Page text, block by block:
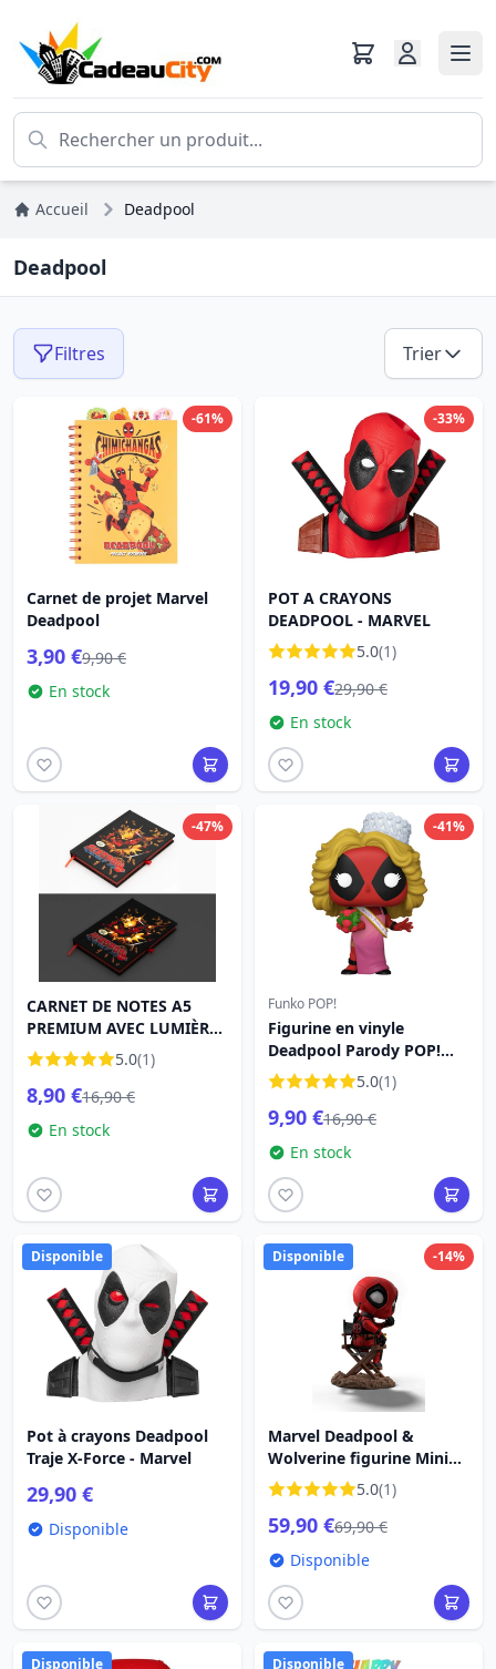
Accueil Deadpool
Deadpool
Filtres Trier
-61%
Carnet de projet Marvel
Deadpool
3,90 €9,90 €
En stock
-33%
POT A CRAYONS
DEADPOOL - MARVEL
5.0(1)
19,90 €29,90 €
En stock
-47%
CARNET DE NOTES A5
PREMIUM AVEC LUMIÈRE -
MARVEL DEADPOOL
5.0(1)
8,90 €16,90 €
En stock
-41%
Funko POP!
Figurine en vinyle
Deadpool Parody POP!
1340 Concours de beauté
9 cm
5.0(1)
9,90 €16,90 €
En stock
Disponible
Pot à crayons Deadpool
Traje X-Force - Marvel
29,90 €
Disponible
-14%
Disponible
Marvel Deadpool &
Wolverine figurine Mini
Co. PVC Deadpool 13 cm
5.0(1)
59,90 €69,90 €
Disponible
Disponible Disponible